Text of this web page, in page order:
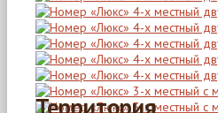
Территория